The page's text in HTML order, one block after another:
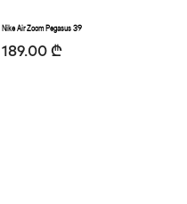
Nike Air Zoom Pegasus 39
189.00 ₾